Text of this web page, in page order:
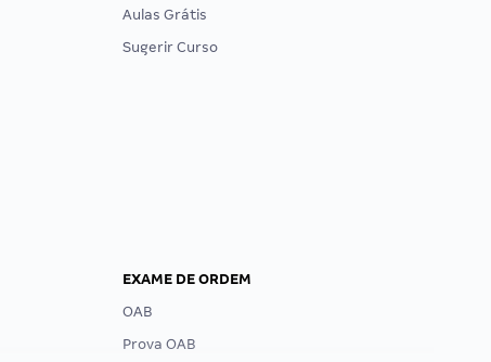
Aulas Grátis
Sugerir Curso
EXAME DE ORDEM
OAB
Prova OAB